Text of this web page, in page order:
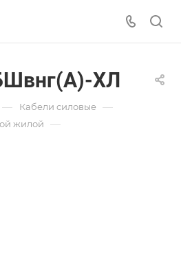
ХЛ
— Кабели силовые —
жилой —